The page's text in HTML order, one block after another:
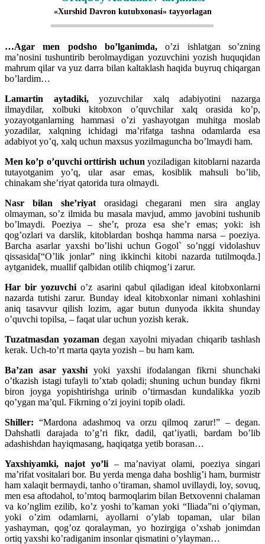
«Xurshid Davron kutubxonasi» tayyorlagan
…Agar men podsho bo’lganimda, o’zi ishlatgan so’zning
ma’nosini tushuntirib berolmaydigan yozuvchini yozish huquqidan
mahrum qilar va yuz darra bilan kaltaklash haqida buyruq chiqargan
bo’lardim…
Lamartin aytadiki,yozuvchilar xalq adabiyotini nazarga
ilmaydilar, xolbuki kitobxon o’quvchilar xalq orasida ko’p,
yozayotganlarning hammasi o’zi yashayotgan muhitga moslab
yozadilar, xalqning ichidagi ma’rifatga tashna odamlarda esa
adabiyot yo’q, xalq uchun maxsus yozilmaguncha bo’lmaydi ham.
Men ko’p o’quvchi orttirish uchun yoziladigan kitoblarni nazarda
tutayotganim yo’q, ular asar emas, kosiblik mahsuli bo’lib,
chinakam she’riyat qatorida tura olmaydi.
Nasr bilan she’riyatorasidagi chegarani men sira anglay
olmayman, so’z ilmida bu masala mavjud, ammo javobini tushunib
bo’lmaydi. Poeziya – she’r, proza esa she’r emas; yoki: ish
qog’ozlari va darslik, kitoblardan boshqa hamma narsa – poeziya.
Barcha asarlar yaxshi bo’lishi uchun Gogol` so’nggi vidolashuv
qissasida[“O’lik jonlar” ning ikkinchi kitobi nazarda tutilmoqda.]
aytganidek, muallif qalbidan otilib chiqmog’i zarur.
Har bir yozuvchio’z asarini qabul qiladigan ideal kitobxonlarni
nazarda tutishi zarur. Bunday ideal kitobxonlar nimani xohlashini
aniq tasavvur qilish lozim, agar butun dunyoda ikkita shunday
o’quvchi topilsa, – faqat ular uchun yozish kerak.
Tuzatmasdan yozaman degan xayolni miyadan chiqarib tashlash
kerak. Uch-to’rt marta qayta yozish – bu ham kam.
Ba’zan asar yaxshi yoki yaxshi ifodalangan fikrni shunchaki
o’tkazish istagi tufayli to’xtab qoladi; shuning uchun bunday fikrni
biron joyga yopishtirishga urinib o’tirmasdan kundalikka yozib
qo’ygan ma’qul. Fikrning o’zi joyini topib oladi.
Shiller:“Mardona adashmoq va orzu qilmoq zarur!” – degan.
Dahshatli darajada to’g’ri fikr, dadil, qat’iyatli, bardam bo’lib
adashishdan hayiqmasang, haqiqatga yetib borasan…
Yaxshiyamki, najot yo’li– ma’naviyat olami, poeziya singari
ma’rifat vositalari bor. Bu yerda menga daha boshlig’i ham, burmistr
ham xalaqit bermaydi, tanho o’tiraman, shamol uvillaydi, loy, sovuq,
men esa aftodahol, to’mtoq barmoqlarim bilan Betxovenni chalaman
va ko’nglim ezilib, ko’z yoshi to’kaman yoki “Iliada”ni o’qiyman,
yoki o’zim odamlarni, ayollarni o’ylab topaman, ular bilan
yashayman, qog’oz qoralayman, yo hozirgiga o’xshab jonimdan
ortiq yaxshi ko’radiganim insonlar qismatini o’ylayman…